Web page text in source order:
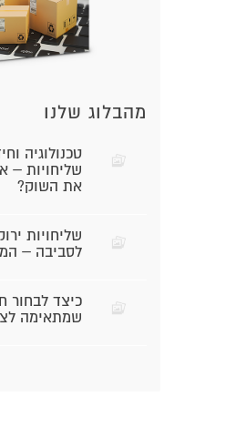
מהבלוג שלנו
טכנולוגיה
שליחויות –
את השוק?
שליחויות
לסביבה –
כיצד לבחור
שמתאימה